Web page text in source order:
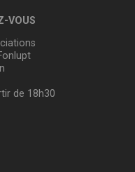
VOUS
de 18h30